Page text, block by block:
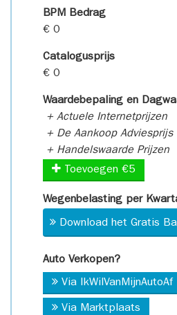
BPM Bedrag
€ 0
Catalogusprijs
€ 0
Waardebepaling en
+ Actuele Internetprijzen
+ De Aankoop Adviesprijs
+ Handelswaarde Prijzen
Toevoegen €5
Wegenbelasting per
Download het Gratis
Auto Verkopen?
Via IkWilVanMijnAutoAf
Via Marktplaats